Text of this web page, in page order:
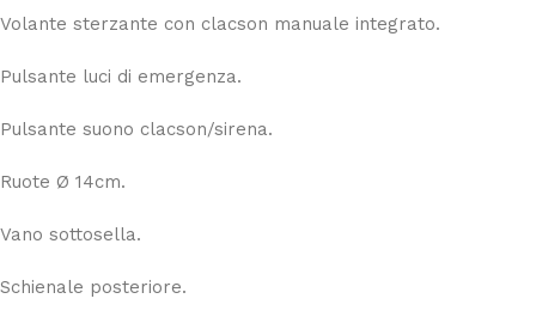
Volante sterzante con clacson manuale integrato.
Pulsante luci di emergenza.
Pulsante suono clacson/sirena.
Ruote Ø 14cm.
Vano sottosella.
Schienale posteriore.